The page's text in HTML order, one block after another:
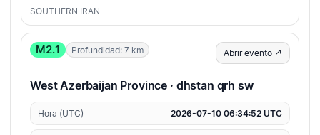
SOUTHERN IRAN
M2.1 Profundidad: 7 km Abrir evento ↗
West Azerbaijan Province · dhstan qrh sw
Hora (UTC) 2026-07-10 06:34:52 UTC